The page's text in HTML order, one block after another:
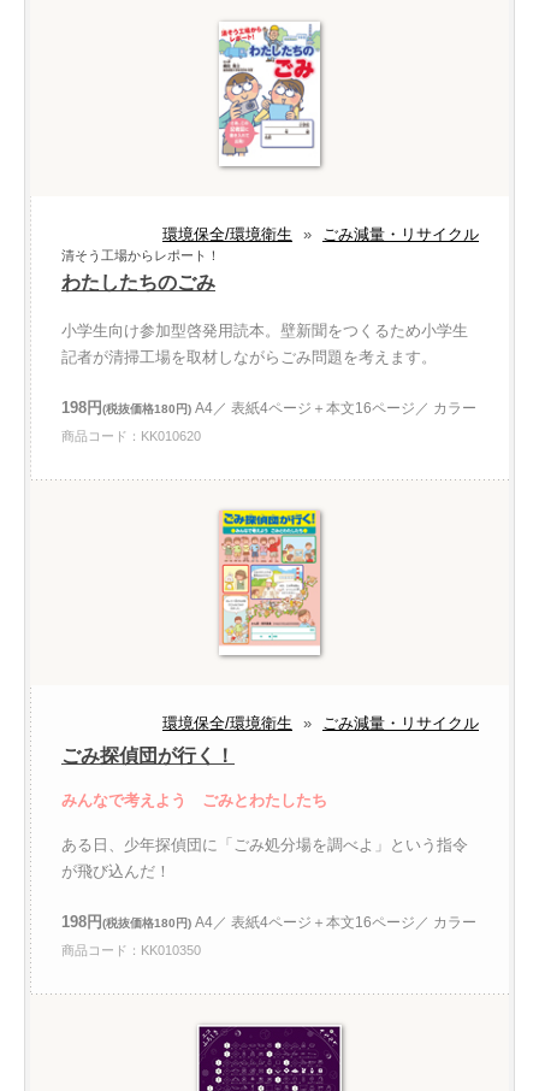
環境保全/環境衛生 » ごみ減量・リサイクル
清そう工場からレポート！
わたしたちのごみ
小学生向け参加型啓発用読本。壁新聞をつくるため小学生
記者が清掃工場を取材しながらごみ問題を考えます。
198円(税抜価格180円) A4／ 表紙4ページ＋本文16ページ／ カラー
商品コード：KK010620
環境保全/環境衛生 » ごみ減量・リサイクル
ごみ探偵団が行く！
みんなで考えよう ごみとわたしたち
ある日、少年探偵団に「ごみ処分場を調べよ」という指令
が飛び込んだ！
198円(税抜価格180円) A4／ 表紙4ページ＋本文16ページ／ カラー
商品コード：KK010350